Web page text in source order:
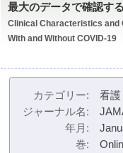
最大のデータで確認す
Clinical Characteristics and
With and Without COVID-19
カテゴリー
看護
ジャーナル名
年月
巻